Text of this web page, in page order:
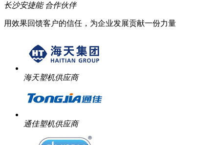
长沙安捷能 合作伙伴
用效果回馈客户的信任，为企业发展贡献一份力量
海天塑机供应商
通佳塑机供应商